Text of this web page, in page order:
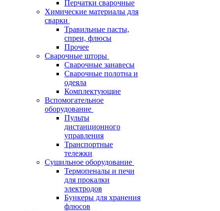
Перчатки сварочные
Химические материалы для
сварки
Травильные пасты,
спреи, флюсы
Прочее
Сварочные шторы
Сварочные занавесы
Сварочные полотна и
одеяла
Комплектующие
Вспомогательное
оборудование
Пульты
дистанционного
управления
Транспортные
тележки
Сушильное оборудование
Термопеналы и печи
для прокалки
электродов
Бункеры для хранения
флюсов